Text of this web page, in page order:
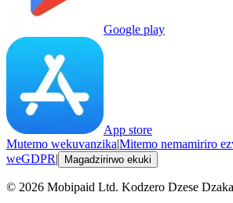
Google play
App store
Mutemo wekuvanzika|Mitemo nemamiriro
weGDPR| Magadzirirwo ekuki
© 2026 Mobipaid Ltd. Kodzero Dzese